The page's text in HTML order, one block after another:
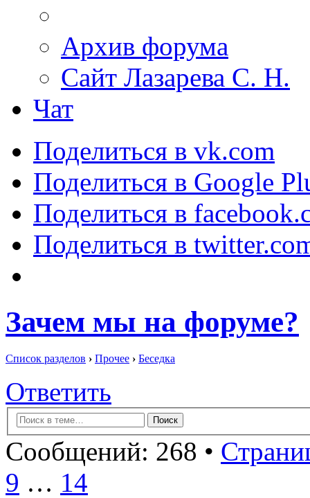
Архив форума
Сайт Лазарева С. Н.
Чат
Поделиться в vk.com
Поделиться в Google
Поделиться в
Поделиться в
Зачем мы на форуме?
Список разделов › Прочее › Беседка
Ответить
Сообщений: 268 •
9 … 14